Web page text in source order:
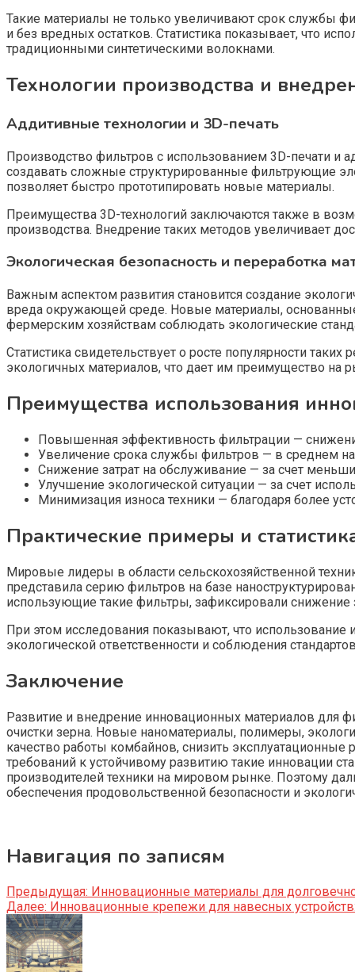
Такие материалы не только увеличивают срок службы
и без вредных остатков. Статистика показывает, что
традиционными синтетическими волокнами.
Технологии производства и
Аддитивные технологии и 3D-печать
Производство фильтров с использованием 3D-печати
создавать сложные структурированные фильтрующие
позволяет быстро прототипировать новые материалы.
Преимущества 3D-технологий заключаются также в
производства. Внедрение таких методов увеличивает
Экологическая безопасность и переработка
Важным аспектом развития становится создание
вреда окружающей среде. Новые материалы,
фермерским хозяйствам соблюдать экологические
Статистика свидетельствует о росте популярности
экологичных материалов, что дает им преимущество на
Преимущества использования
Повышенная эффективность фильтрации —
Увеличение срока службы фильтров — в среднем на
Снижение затрат на обслуживание — за счет
Улучшение экологической ситуации — за счет
Минимизация износа техники — благодаря более
Практические примеры и
Мировые лидеры в области сельскохозяйственной
представила серию фильтров на базе
использующие такие фильтры, зафиксировали снижение
При этом исследования показывают, что
экологической ответственности и соблюдения
Заключение
Развитие и внедрение инновационных материалов для
очистки зерна. Новые наноматериалы, полимеры,
качество работы комбайнов, снизить эксплуатационные
требований к устойчивому развитию такие инновации
производителей техники на мировом рынке. Поэтому
обеспечения продовольственной безопасности и
Навигация по записям
Предыдущая: Инновационные материалы для
Далее: Инновационные крепежи для навесных